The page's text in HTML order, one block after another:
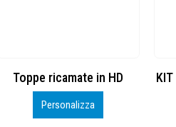
KIT CAMP 100 2026_perso
Personalizza